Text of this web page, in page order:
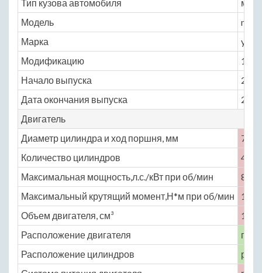
Тип кузова автомобиля
Модель
Марка
yuga
Модификацию
1.3
Начало выпуска
2000
Дата окончания выпуска
2002
Двигатель
Диаметр цилиндра и ход поршня, мм
72 ×
Количество цилиндров
4
Максимальная мощность,л.с./кВт при об/мин
85 /
Максимальный крутящий момент,Н*м при об/мин
119
Объем двигателя, см³
1348
Расположение двигателя
Расположение цилиндров